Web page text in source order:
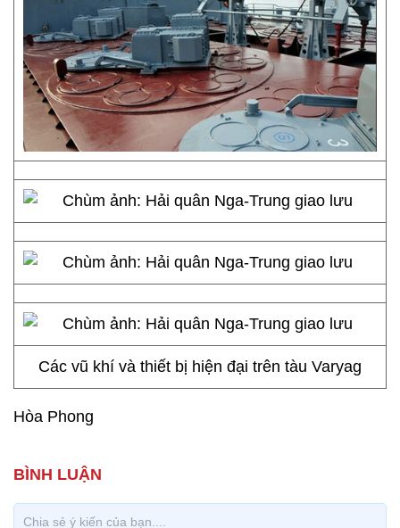
Các vũ khí và thiết bị hiện đại trên tàu Varyag
Hòa Phong